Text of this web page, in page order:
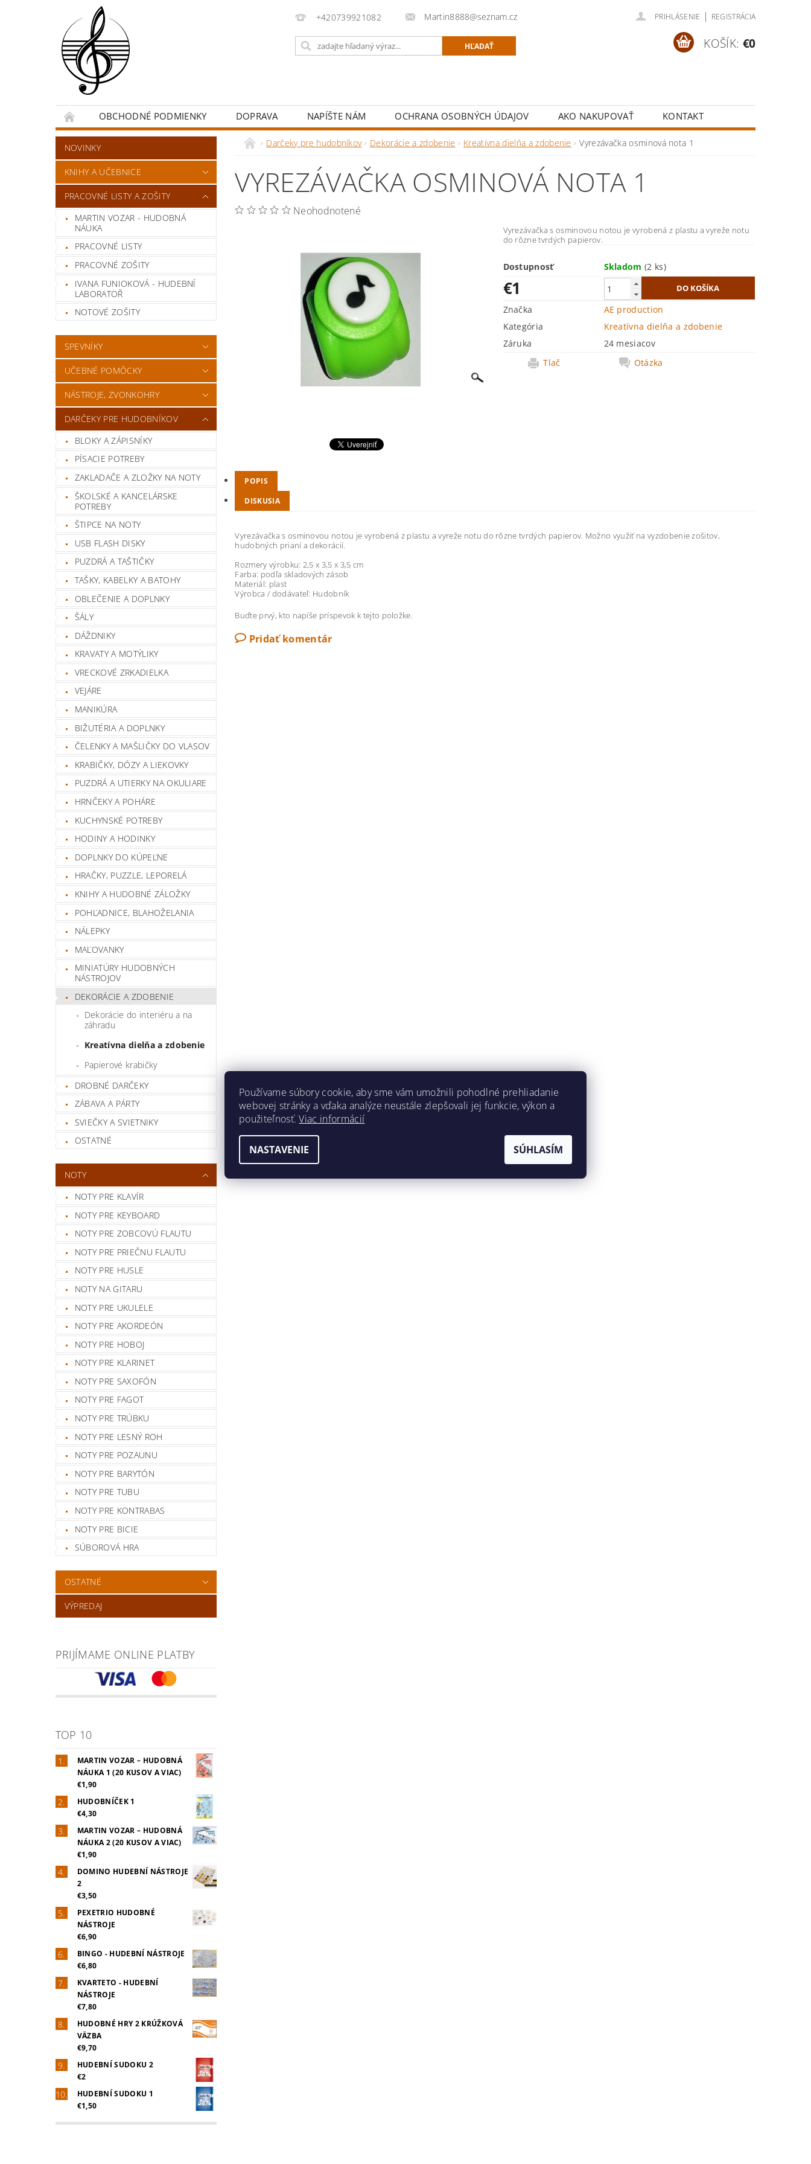
+420739921082 Martin8888@seznam.cz PRIHLÁSENIE | REGISTRÁCIA
KOŠÍK: €0
OBCHODNÉ PODMIENKY DOPRAVA NAPÍŠTE NÁM OCHRANA OSOBNÝCH ÚDAJOV AKO NAKUPOVAŤ KONTAKT
NOVINKY
KNIHY A UČEBNICE
PRACOVNÉ LISTY A ZOŠITY
MARTIN VOZAR - HUDOBNÁ
NÁUKA
PRACOVNÉ LISTY
PRACOVNÉ ZOŠITY
IVANA FUNIOKOVÁ - HUDEBNÍ
LABORATOŘ
NOTOVÉ ZOŠITY
SPEVNÍKY
UČEBNÉ POMÔCKY
NÁSTROJE, ZVONKOHRY
DARČEKY PRE HUDOBNÍKOV
BLOKY A ZÁPISNÍKY
PÍSACIE POTREBY
ZAKLADAČE A ZLOŽKY NA NOTY
ŠKOLSKÉ A KANCELÁRSKE
POTREBY
ŠTIPCE NA NOTY
USB FLASH DISKY
PUZDRÁ A TAŠTIČKY
TAŠKY, KABELKY A BATOHY
OBLEČENIE A DOPLNKY
ŠÁLY
DÁŽDNIKY
KRAVATY A MOTÝLIKY
VRECKOVÉ ZRKADIELKA
VEJÁRE
MANIKÚRA
BIŽUTÉRIA A DOPLNKY
ČELENKY A MAŠLIČKY DO VLASOV
KRABIČKY, DÓZY A LIEKOVKY
PUZDRÁ A UTIERKY NA OKULIARE
HRNČEKY A POHÁRE
KUCHYNSKÉ POTREBY
HODINY A HODINKY
DOPLNKY DO KÚPEĽNE
HRAČKY, PUZZLE, LEPORELÁ
KNIHY A HUDOBNÉ ZÁLOŽKY
POHĽADNICE, BLAHOŽELANIA
NÁLEPKY
MAĽOVANKY
MINIATÚRY HUDOBNÝCH
NÁSTROJOV
DEKORÁCIE A ZDOBENIE
Dekorácie do interiéru a na
záhradu
Kreatívna dielňa a zdobenie
Papierové krabičky
DROBNÉ DARČEKY
ZÁBAVA A PÁRTY
SVIEČKY A SVIETNIKY
OSTATNÉ
NOTY
NOTY PRE KLAVÍR
NOTY PRE KEYBOARD
NOTY PRE ZOBCOVÚ FLAUTU
NOTY PRE PRIEČNU FLAUTU
NOTY PRE HUSLE
NOTY NA GITARU
NOTY PRE UKULELE
NOTY PRE AKORDEÓN
NOTY PRE HOBOJ
NOTY PRE KLARINET
NOTY PRE SAXOFÓN
NOTY PRE FAGOT
NOTY PRE TRÚBKU
NOTY PRE LESNÝ ROH
NOTY PRE POZAUNU
NOTY PRE BARYTÓN
NOTY PRE TUBU
NOTY PRE KONTRABAS
NOTY PRE BICIE
SÚBOROVÁ HRA
OSTATNÉ
VÝPREDAJ
PRIJÍMAME ONLINE PLATBY
TOP 10
MARTIN VOZAR – HUDOBNÁ
NÁUKA 1 (20 KUSOV A VIAC)
€1,90
HUDOBNÍČEK 1
€4,30
MARTIN VOZAR – HUDOBNÁ
NÁUKA 2 (20 KUSOV A VIAC)
€1,90
DOMINO HUDEBNÍ NÁSTROJE
2
€3,50
PEXETRIO HUDOBNÉ
NÁSTROJE
€6,90
BINGO - HUDEBNÍ NÁSTROJE
€6,80
KVARTETO - HUDEBNÍ
NÁSTROJE
€7,80
HUDOBNÉ HRY 2 KRÚŽKOVÁ
VÄZBA
€9,70
HUDEBNÍ SUDOKU 2
€2
HUDEBNÍ SUDOKU 1
€1,50
Darčeky pre hudobníkov Dekorácie a zdobenie Kreatívna dielňa a zdobenie Vyrezávačka osminová nota 1
VYREZÁVAČKA OSMINOVÁ NOTA 1
Neohodnotené
Vyrezávačka s osminovou notou je vyrobená z plastu a vyreže notu
do rôzne tvrdých papierov.
Dostupnosť Skladom(2 ks)
€1
Značka
AE production
Kategória
Kreatívna dielňa a zdobenie
Záruka
24 mesiacov
Tlač
Otázka
POPIS
DISKUSIA
Vyrezávačka s osminovou notou je vyrobená z plastu a vyreže notu do rôzne tvrdých papierov. Možno využiť na vyzdobenie zošitov,
hudobných prianí a dekorácií.
Rozmery výrobku: 2,5 x 3,5 x 3,5 cm
Farba: podľa skladových zásob
Materiál: plast
Výrobca / dodávateľ: Hudobník
Buďte prvý, kto napíše príspevok k tejto položke.
Pridať komentár
Používame súbory cookie, aby sme vám umožnili pohodlné prehliadanie
webovej stránky a vďaka analýze neustále zlepšovali jej funkcie, výkon a
použiteľnosť.Viac informácií
NASTAVENIE SÚHLASÍM